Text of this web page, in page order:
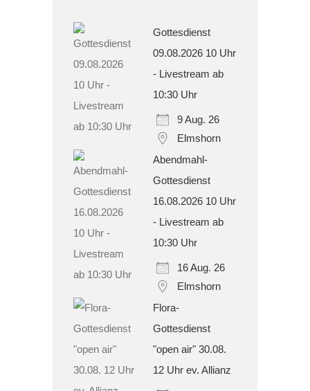
Gottesdienst
09.08.2026 10 Uhr
- Livestream ab
10:30 Uhr
9 Aug. 26
Elmshorn
Abendmahl-
Gottesdienst
16.08.2026 10 Uhr
- Livestream ab
10:30 Uhr
16 Aug. 26
Elmshorn
Flora-
Gottesdienst
"open air" 30.08.
12 Uhr ev. Allianz